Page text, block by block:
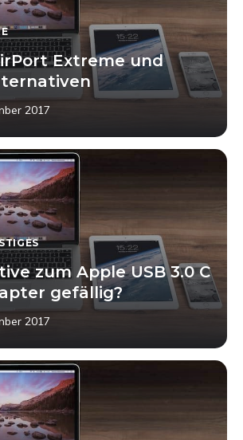
Extreme und
2017
zum Apple USB 3.0 C
gefällig?
2017